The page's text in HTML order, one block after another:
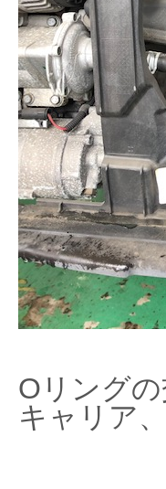
Oリング
キャリア